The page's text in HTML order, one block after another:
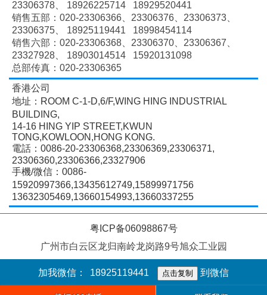
23306378、
18926225714 18929520441
销售五部：020-23306366、 23306376、 23306373、
23306375、
18925119441 18998454114
销售六部：020-23306368、 23306370、 23306367、
23327928、
18903014514 15920131098
总部传真：020-23306365
香港公司
地址：ROOM C-1-D,6/F,WING HING INDUSTRIAL
BUILDING,
14-16 HING YIP STREET,KWUN
TONG,KOWLOON,HONG KONG.
電話：0086-20-23306368,23306369,23306371,
23306360,23306366,23327906
手機/微信：0086-
15920997366,13435612749,15899971756
13632305469,13660154993,13660337255
粤ICP备06098867号
广州市白云区龙归南岭龙岗路9号旭众工业园
加我微信： 18925119441 点击复制 到微信